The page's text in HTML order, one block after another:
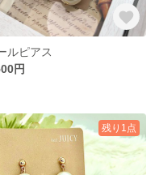
ルピアス
円
残り1点